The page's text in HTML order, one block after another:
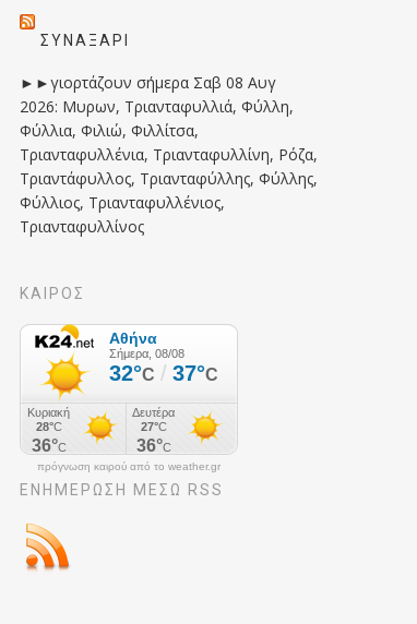
ΣΥΝΑΞΆΡΙ
►►γιορτάζουν σήμερα Σαβ 08 Αυγ
2026: Μυρων, Τριανταφυλλιά, Φύλλη,
Φύλλια, Φιλιώ, Φιλλίτσα,
Τριανταφυλλένια, Τριανταφυλλίνη, Ρόζα,
Τριαντάφυλλος, Τριανταφύλλης, Φύλλης,
Φύλλιος, Τριανταφυλλένιος,
Τριανταφυλλίνος
ΚΑΙΡΟΣ
πρόγνωση καιρού από το weather.gr
ΕΝΗΜΈΡΩΣΉ ΜΕΣΩ RSS